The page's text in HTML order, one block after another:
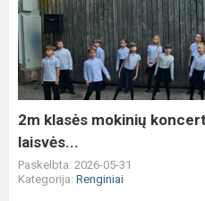
mokinių
koncertas
Lietuvos
okupacijos
ir
laisvės...
2m klasės mokinių
laisvės...
Paskelbta: 2026-05-31
Kategorija: Renginiai